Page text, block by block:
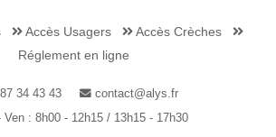
Accès Usagers
Accès Crèches
Réglement en ligne
34 43 43
contact@alys.fr
Ven : 8h00 - 12h15 / 13h15 - 17h30